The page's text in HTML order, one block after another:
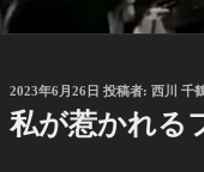
投
稿
日:
2023年6月26日 投稿者: 西川 千
私が惹かれる